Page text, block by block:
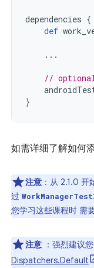
dependencies {
def
...
//
}
如需详细了解如何
注意 ：从 2.1.0
过
您学习这些课程时 需
注意 ：强烈建议
Dispatchers.Default